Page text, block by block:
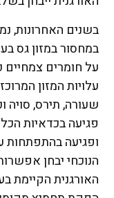
בשנים האחרונות,
במחסור במזון גס
על חומרים צמחיים
עלויות המזון
שעורה, תירס, סויה
פגיעה בכדאיות
ופגיעה בהתפתחות
הנוכחי יבחן
האורגנית הקיימת